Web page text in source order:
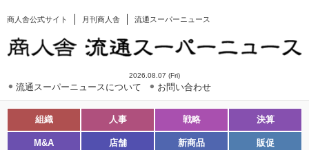
商人舎公式サイト 月刊商人舎 流通スーパーニュース
2026.08.07 (Fri)
流通スーパーニュースについて お問い合わせ
組織 人事 戦略 決算
M&A 店舗 新商品 販促